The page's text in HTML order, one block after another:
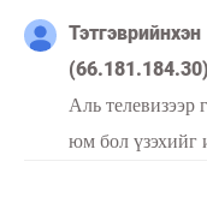
Тэтгэврийнхэн
(66.181.184.30)
Аль телевизээр
юм бол үзэхийг